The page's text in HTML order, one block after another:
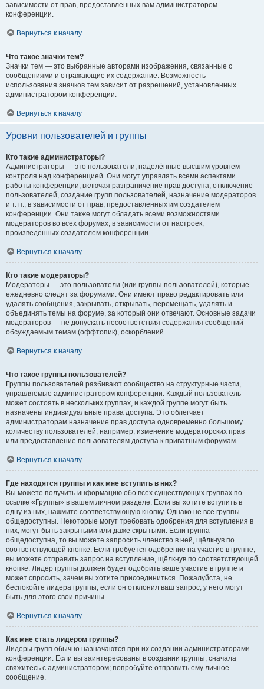
зависимости от прав, предоставленных вам администратором
конференции.
Вернуться к началу
Что такое значки тем?
Значки тем — это выбранные авторами изображения, связанные с
сообщениями и отражающие их содержание. Возможность
использования значков тем зависит от разрешений, установленных
администратором конференции.
Вернуться к началу
Уровни пользователей и группы
Кто такие администраторы?
Администраторы — это пользователи, наделённые высшим уровнем
контроля над конференцией. Они могут управлять всеми аспектами
работы конференции, включая разграничение прав доступа, отключение
пользователей, создание групп пользователей, назначение модераторов
и т. п., в зависимости от прав, предоставленных им создателем
конференции. Они также могут обладать всеми возможностями
модераторов во всех форумах, в зависимости от настроек,
произведённых создателем конференции.
Вернуться к началу
Кто такие модераторы?
Модераторы — это пользователи (или группы пользователей), которые
ежедневно следят за форумами. Они имеют право редактировать или
удалять сообщения, закрывать, открывать, перемещать, удалять и
объединять темы на форуме, за который они отвечают. Основные задачи
модераторов — не допускать несоответствия содержания сообщений
обсуждаемым темам (оффтопик), оскорблений.
Вернуться к началу
Что такое группы пользователей?
Группы пользователей разбивают сообщество на структурные части,
управляемые администратором конференции. Каждый пользователь
может состоять в нескольких группах, и каждой группе могут быть
назначены индивидуальные права доступа. Это облегчает
администраторам назначение прав доступа одновременно большому
количеству пользователей, например, изменение модераторских прав
или предоставление пользователям доступа к приватным форумам.
Вернуться к началу
Где находятся группы и как мне вступить в них?
Вы можете получить информацию обо всех существующих группах по
ссылке «Группы» в вашем личном разделе. Если вы хотите вступить в
одну из них, нажмите соответствующую кнопку. Однако не все группы
общедоступны. Некоторые могут требовать одобрения для вступления в
них, могут быть закрытыми или даже скрытыми. Если группа
общедоступна, то вы можете запросить членство в ней, щёлкнув по
соответствующей кнопке. Если требуется одобрение на участие в группе,
вы можете отправить запрос на вступление, щёлкнув по соответствующей
кнопке. Лидер группы должен будет одобрить ваше участие в группе и
может спросить, зачем вы хотите присоединиться. Пожалуйста, не
беспокойте лидера группы, если он отклонил ваш запрос; у него могут
быть для этого свои причины.
Вернуться к началу
Как мне стать лидером группы?
Лидеры групп обычно назначаются при их создании администраторами
конференции. Если вы заинтересованы в создании группы, сначала
свяжитесь с администратором; попробуйте отправить ему личное
сообщение.